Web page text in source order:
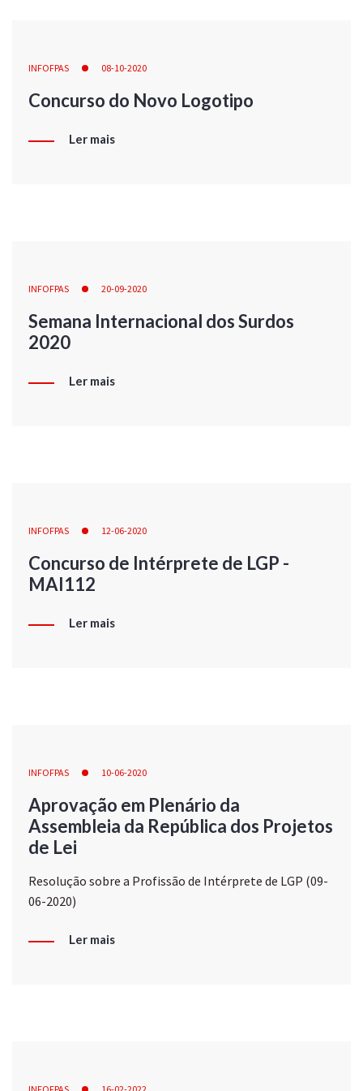
INFOFPAS 08-10-2020
Concurso do Novo Logotipo
Ler mais
INFOFPAS 20-09-2020
Semana Internacional dos Surdos
2020
Ler mais
INFOFPAS 12-06-2020
Concurso de Intérprete de LGP -
MAI112
Ler mais
INFOFPAS 10-06-2020
Aprovação em Plenário da
Assembleia da República dos Projetos
de Lei
Resolução sobre a Profissão de Intérprete de LGP (09-
06-2020)
Ler mais